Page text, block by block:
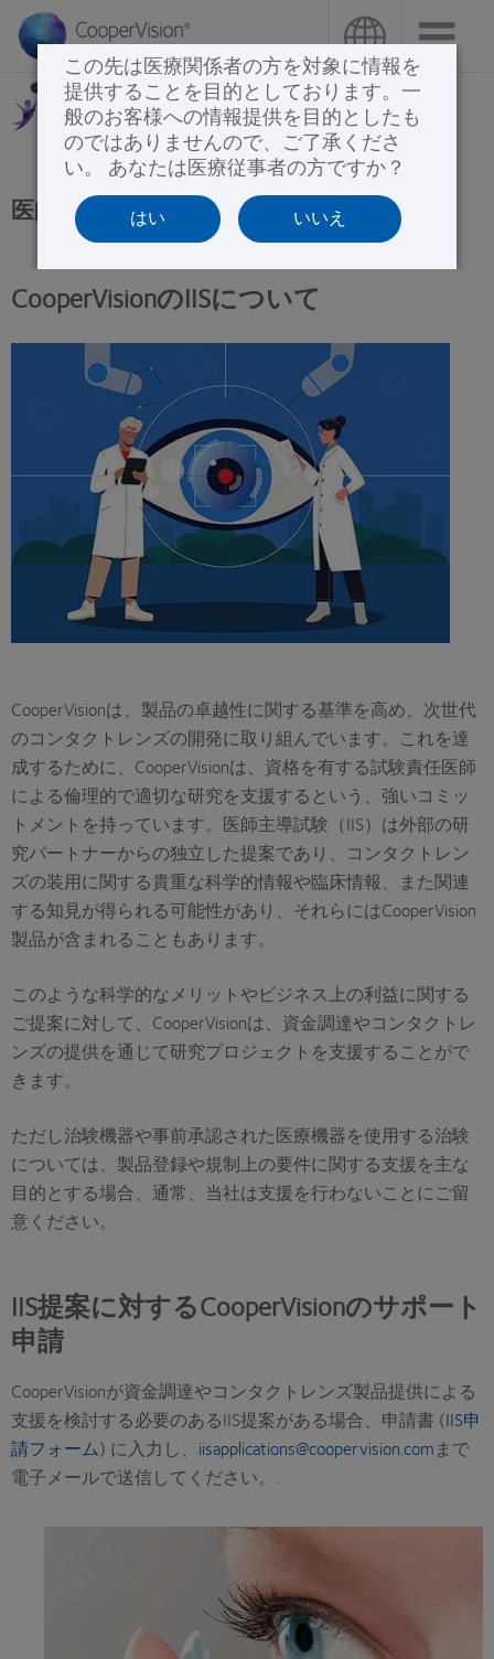
コ
ン
ン
ツ
動
医師主導試験（IIS）
CooperVisionのIISについて
CooperVisionは、製品の卓越性に関する基準を高め、次世代
のコンタクトレンズの開発に取り組んでいます。これを達
成するために、CooperVisionは、資格を有する試験責任医師
による倫理的で適切な研究を支援するという、強いコミッ
トメントを持っています。医師主導試験（IIS）は外部の研
究パートナーからの独立した提案であり、コンタクトレン
ズの装用に関する貴重な科学的情報や臨床情報、また関連
する知見が得られる可能性があり、それらにはCooperVision
製品が含まれることもあります。
このような科学的なメリットやビジネス上の利益に関する
ご提案に対して、CooperVisionは、資金調達やコンタクトレ
ンズの提供を通じて研究プロジェクトを支援することがで
きます。
ただし治験機器や事前承認された医療機器を使用する治験
については、製品登録や規制上の要件に関する支援を主な
目的とする場合、通常、当社は支援を行わないことにご留
意ください。
IIS提案に対するCooperVisionのサポート
申請
CooperVisionが資金調達やコンタクトレンズ製品提供による
支援を検討する必要のあるIIS提案がある場合、申請書 (IIS申
請フォーム) に入力し、 iisapplications@coopervision.comまで
電子メールで送信してください。.
この先は医療関係者の方を対象に情報を
提供することを目的としております。一
般のお客様への情報提供を目的としたも
のではありませんので、ご了承くださ
い。 あなたは医療従事者の方ですか？
はい いいえ